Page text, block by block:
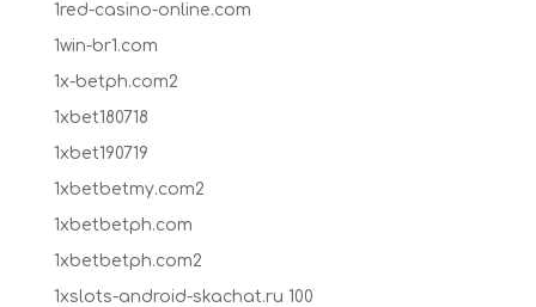
1red-casino-online.com
1win-br1.com
1x-betph.com2
1xbet180718
1xbet190719
1xbetbetmy.com2
1xbetbetph.com
1xbetbetph.com2
1xslots-android-skachat.ru 100